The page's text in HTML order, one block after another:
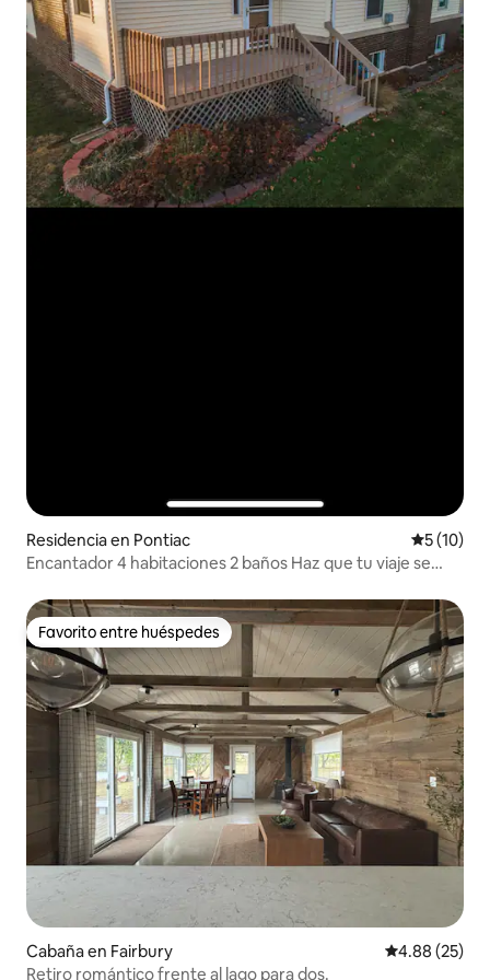
Residencia en Pontiac
5 (10)
Encantador 4 habitaciones 2 baños Haz que tu viaje se
Favorito entre huéspedes
Favorito entre huéspedes
Cabaña en Fairbury Calificación
4.88 (25)
Retiro romántico frente al lago para dos.